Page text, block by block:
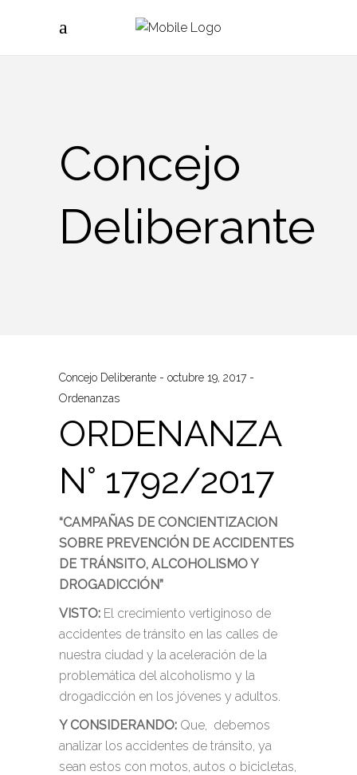
Concejo
Deliberante
Concejo Deliberante
octubre 19, 2017
Ordenanzas
ORDENANZA
N° 1792/2017
“CAMPAÑAS DE CONCIENTIZACION
SOBRE PREVENCIÓN DE ACCIDENTES
DE TRÁNSITO, ALCOHOLISMO Y
DROGADICCIÓN”
VISTO: El crecimiento vertiginoso de
accidentes de tránsito en las calles de
nuestra ciudad y la aceleración de la
problemática del alcoholismo y la
drogadicción en los jóvenes y adultos.
Y CONSIDERANDO: Que, debemos
analizar los accidentes de tránsito, ya
sean estos con motos, autos o bicicletas,